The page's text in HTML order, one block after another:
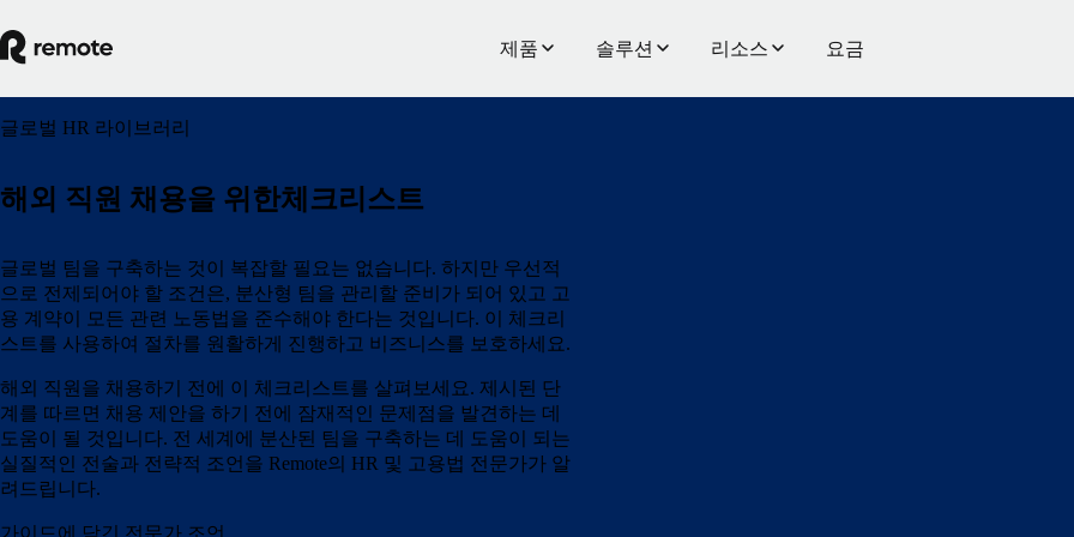
제품 솔루션 리소스 요금
글로벌 HR 라이브러리
해외 직원 채용을 위한체크리스트
글로벌 팀을 구축하는 것이 복잡할 필요는 없습니다. 하지만 우선적
으로 전제되어야 할 조건은, 분산형 팀을 관리할 준비가 되어 있고 고
용 계약이 모든 관련 노동법을 준수해야 한다는 것입니다. 이 체크리
스트를 사용하여 절차를 원활하게 진행하고 비즈니스를 보호하세요.
해외 직원을 채용하기 전에 이 체크리스트를 살펴보세요. 제시된 단
계를 따르면 채용 제안을 하기 전에 잠재적인 문제점을 발견하는 데
도움이 될 것입니다. 전 세계에 분산된 팀을 구축하는 데 도움이 되는
실질적인 전술과 전략적 조언을 Remote의 HR 및 고용법 전문가가 알
려드립니다.
가이드에 담긴 전문가 조언